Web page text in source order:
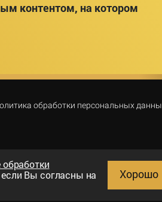
контентом, на котором
обработки персональных
Вы согласны на
Хорошо